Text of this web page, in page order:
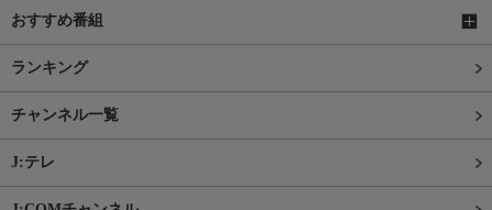
おすすめ番組
ランキング
チャンネル一覧
J:テレ